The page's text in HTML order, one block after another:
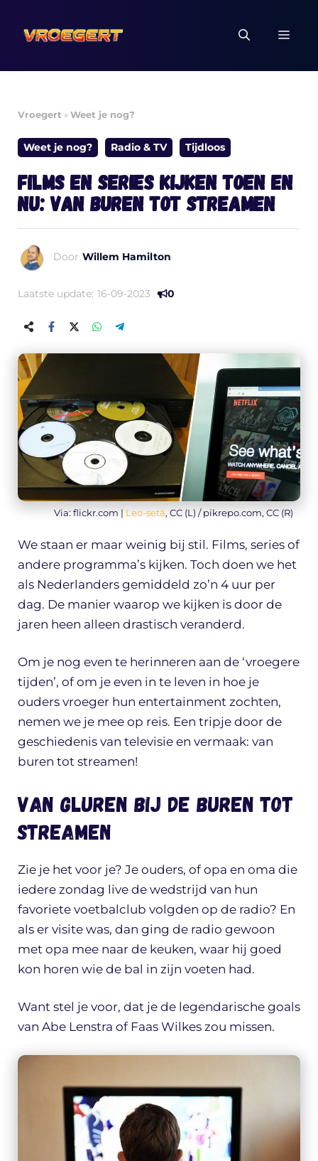
naar
inhoud
Vroegert »Weet je nog?
Weet je nog? Radio & TV Tijdloos
Films en series kijken toen en
nu: van buren tot streamen
Door Willem Hamilton
Laatste update: 16-09-2023 0
Via: flickr.com | Leo-setä, CC (L) / pikrepo.com, CC (R)
We staan er maar weinig bij stil. Films, series of
andere programma’s kijken. Toch doen we het
als Nederlanders gemiddeld zo’n 4 uur per
dag. De manier waarop we kijken is door de
jaren heen alleen drastisch veranderd.
Om je nog even te herinneren aan de ‘vroegere
tijden’, of om je even in te leven in hoe je
ouders vroeger hun entertainment zochten,
nemen we je mee op reis. Een tripje door de
geschiedenis van televisie en vermaak: van
buren tot streamen!
Van gluren bij de buren tot
streamen
Zie je het voor je? Je ouders, of opa en oma die
iedere zondag live de wedstrijd van hun
favoriete voetbalclub volgden op de radio? En
als er visite was, dan ging de radio gewoon
met opa mee naar de keuken, waar hij goed
kon horen wie de bal in zijn voeten had.
Want stel je voor, dat je de legendarische goals
van Abe Lenstra of Faas Wilkes zou missen.